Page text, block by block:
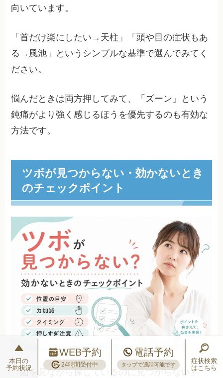
向いています。
「首だけ楽にしたい→天柱」「頭や目の症状もあ
る→風池」というシンプルな基準で選んでみてく
ださい。
悩んだときは両方押してみて、「ズーン」という
鈍痛がより強く感じるほうを優先するのも有効な
方法です。
ツボが見つからない・効かないとき
のチェックポイント
「図を見ながら探しているのに見つからない」
本日の
予約状況
WEB予約
24時間受付中
電話予約
タップで通話可能です
症状検索
はこちら